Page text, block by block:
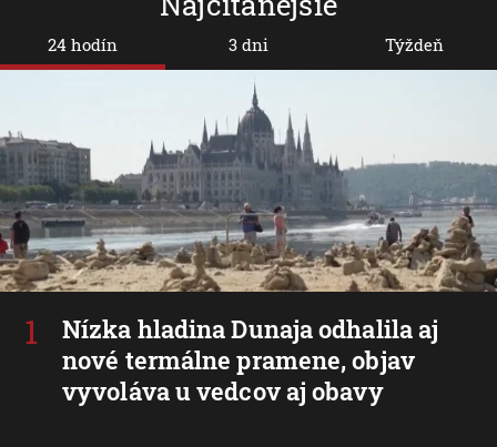
24 hodín
Nízka hladina Dunaja odhalila aj
nové termálne pramene, objav
vyvoláva u vedcov aj obavy
3 dni Týždeň